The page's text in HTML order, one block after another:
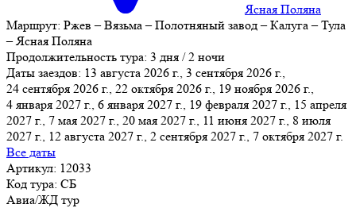
Ясная Поляна
Маршрут: Ржев – Вязьма – Полотняный завод – Калуга – Тула
– Ясная Поляна
Продолжительность тура: 3 дня / 2 ночи
Даты заездов: 13 августа 2026 г., 3 сентября 2026 г.,
24 сентября 2026 г., 22 октября 2026 г., 19 ноября 2026 г.,
4 января 2027 г., 6 января 2027 г.
, 19 февраля 2027 г., 15 апреля
2027 г., 7 мая 2027 г., 20 мая 2027 г., 11 июня 2027 г., 8 июля
2027 г., 12 августа 2027 г., 2 сентября 2027 г., 7 октября 2027 г.
Все даты
Артикул: 12033
Код тура: СБ
Авиа/ЖД тур